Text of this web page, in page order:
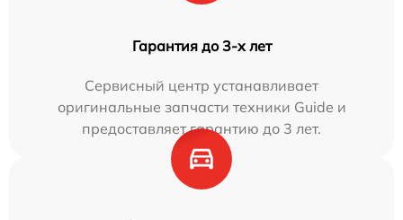
Гарантия до 3-х лет
Сервисный центр устанавливает
оригинальные запчасти техники Guide и
предоставляет гарантию до 3 лет.